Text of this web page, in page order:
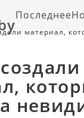
Последнее
материал,